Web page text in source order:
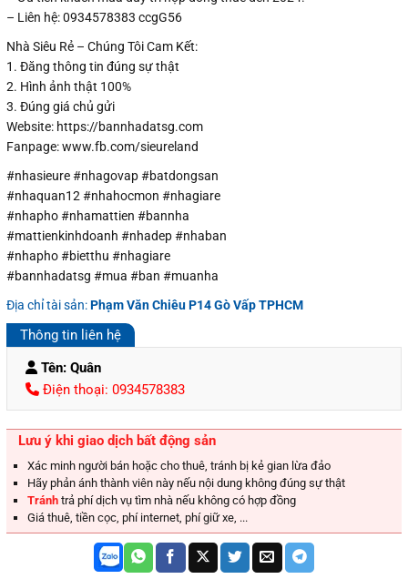
– Liên hệ: 0934578383 ccgG56
Nhà Siêu Rẻ – Chúng Tôi Cam Kết:
1. Đăng thông tin đúng sự thật
2. Hình ảnh thật 100%
3. Đúng giá chủ gửi
Website: https://bannhadatsg.com
Fanpage: www.fb.com/sieureland
#nhasieure #nhagovap #batdongsan
#nhaquan12 #nhahocmon #nhagiare
#nhapho #nhamattien #bannha
#mattienkinhdoanh #nhadep #nhaban
#nhapho #bietthu #nhagiare
#bannhadatsg #mua #ban #muanha
Địa chỉ tài sản:Phạm Văn Chiêu P14 Gò Vấp TPHCM
Thông tin liên hệ
Tên: Quân
Điện thoại: 0934578383
Lưu ý khi giao dịch bất động sản
Xác minh người bán hoặc cho thuê, tránh bị kẻ gian lừa đảo
Hãy phản ánh thành viên này nếu nội dung không đúng sự thật
Tránh trả phí dịch vụ tìm nhà nếu không có hợp đồng
Giá thuê, tiền cọc, phí internet, phí giữ xe, ...